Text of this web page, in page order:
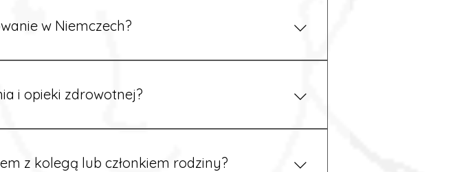
w Niemczech?
miejsca noclegowego w pobliżu zakładu pracy.
i opieki zdrowotnej?
zgodne z niemieckim prawem. Dzięki temu
z kolegą lub członkiem rodziny?